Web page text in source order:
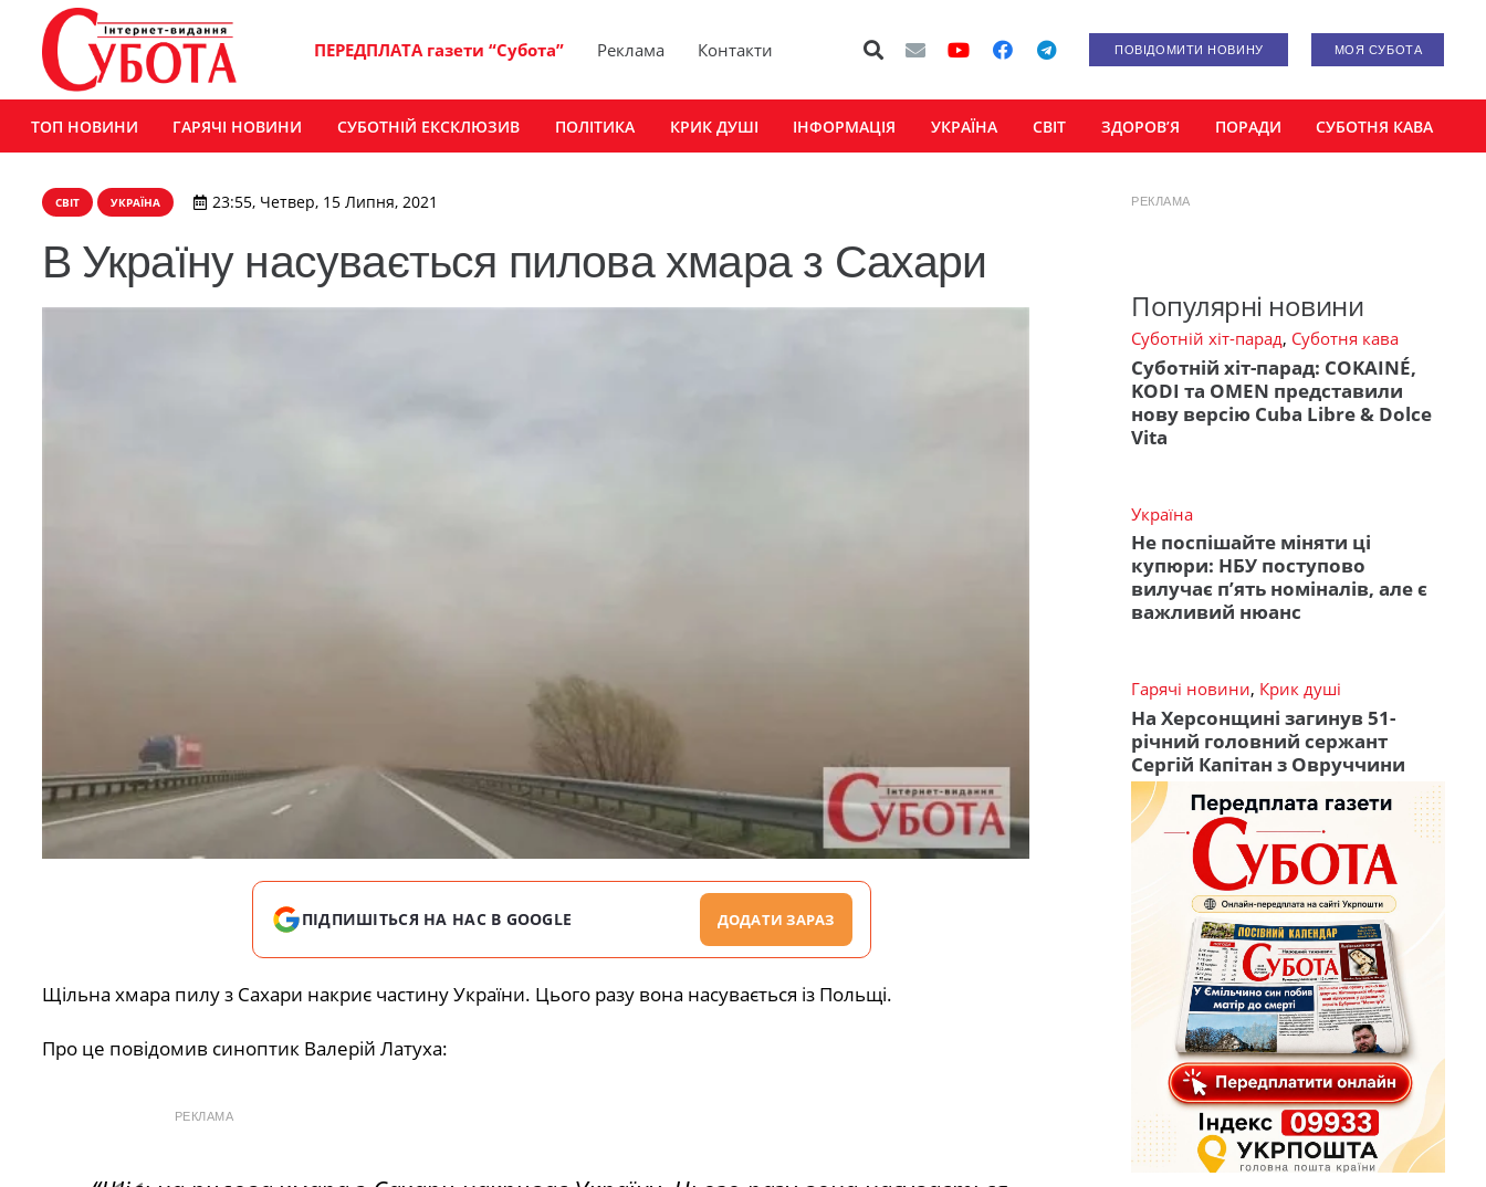
ПЕРЕДПЛАТА газети “Субота” Реклама Контакти ПОВІДОМИТИ НОВИНУ МОЯ СУБОТА
ТОП НОВИНИ ГАРЯЧІ НОВИНИ СУБОТНІЙ ЕКСКЛЮЗИВ ПОЛІТИКА КРИК ДУШІ ІНФОРМАЦІЯ УКРАЇНА СВІТ ЗДОРОВ’Я ПОРАДИ СУБОТНЯ КАВА
СВІТ УКРАЇНА 23:55, Четвер, 15 Липня, 2021
В Україну насувається пилова хмара з Сахари
ПІДПИШІТЬСЯ НА НАС В GOOGLE ДОДАТИ ЗАРАЗ
Щільна хмара пилу з Сахари накриє частину України. Цього разу вона насувається із Польщі.
Про це повідомив синоптик Валерій Латуха:
РЕКЛАМА
РЕКЛАМА
Популярні новини
Суботній хіт-парад, Суботня кава
Суботній хіт-парад: COKAINÉ,
KODI та OMEN представили
нову версію Cuba Libre & Dolce
Vita
Україна
Не поспішайте міняти ці
купюри: НБУ поступово
вилучає п’ять номіналів, але є
важливий нюанс
Гарячі новини, Крик душі
На Херсонщині загинув 51-
річний головний сержант
Сергій Капітан з Овруччини